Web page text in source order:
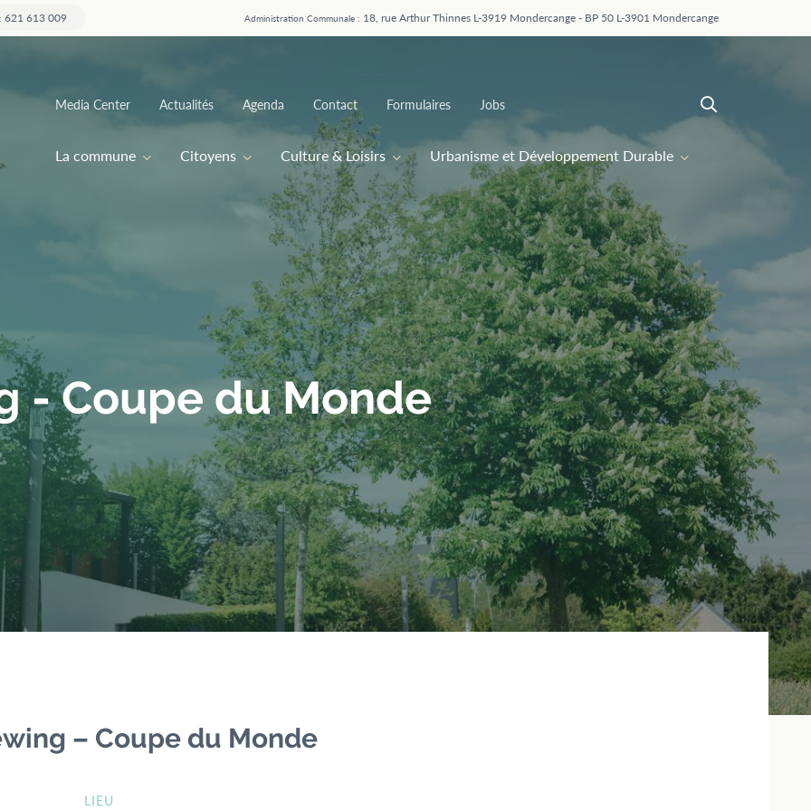
621 613 009 Administration Communale : 18, rue Arthur Thinnes L-3919 Mondercange - BP 50 L-3901 Mondercange
Main
La commune Citoyens Culture & Loisirs Urbanisme et Développement Durable
Top
Media Center Actualités Agenda Contact Formulaires Jobs
- Coupe du Monde
– Coupe du Monde
LIEU